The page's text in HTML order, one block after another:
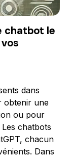
chatbot le
dans
obtenir une
ou pour
chatbots
chacun
Dans